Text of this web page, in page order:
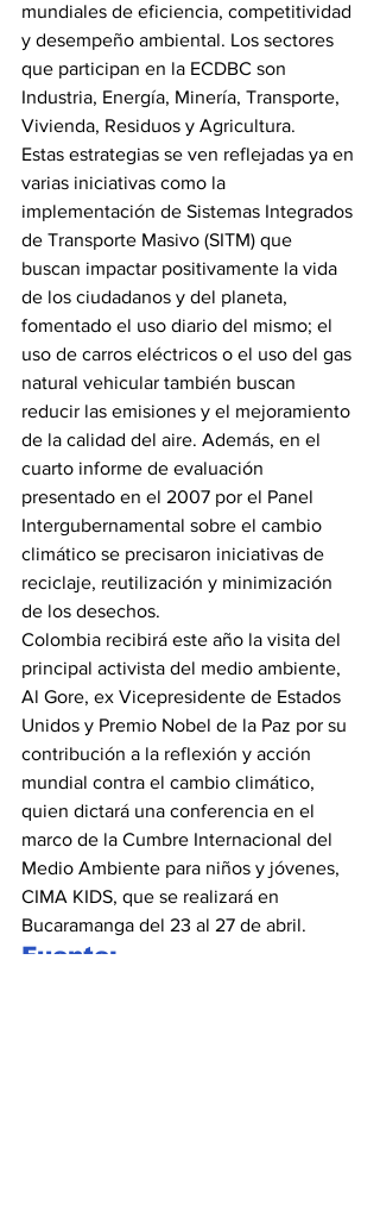
mundiales de eficiencia, competitividad
y desempeño ambiental. Los sectores
que participan en la ECDBC son
Industria, Energía, Minería, Transporte,
Vivienda, Residuos y Agricultura.
Estas estrategias se ven reflejadas ya en
varias iniciativas como la
implementación de Sistemas Integrados
de Transporte Masivo (SITM) que
buscan impactar positivamente la vida
de los ciudadanos y del planeta,
fomentado el uso diario del mismo; el
uso de carros eléctricos o el uso del gas
natural vehicular también buscan
reducir las emisiones y el mejoramiento
de la calidad del aire. Además, en el
cuarto informe de evaluación
presentado en el 2007 por el Panel
Intergubernamental sobre el cambio
climático se precisaron iniciativas de
reciclaje, reutilización y minimización
de los desechos.
Colombia recibirá este año la visita del
principal activista del medio ambiente,
Al Gore, ex Vicepresidente de Estados
Unidos y Premio Nobel de la Paz por su
contribución a la reflexión y acción
mundial contra el cambio climático,
quien dictará una conferencia en el
marco de la Cumbre Internacional del
Medio Ambiente para niños y jóvenes,
CIMA KIDS, que se realizará en
Bucaramanga del 23 al 27 de abril.
Fuente: